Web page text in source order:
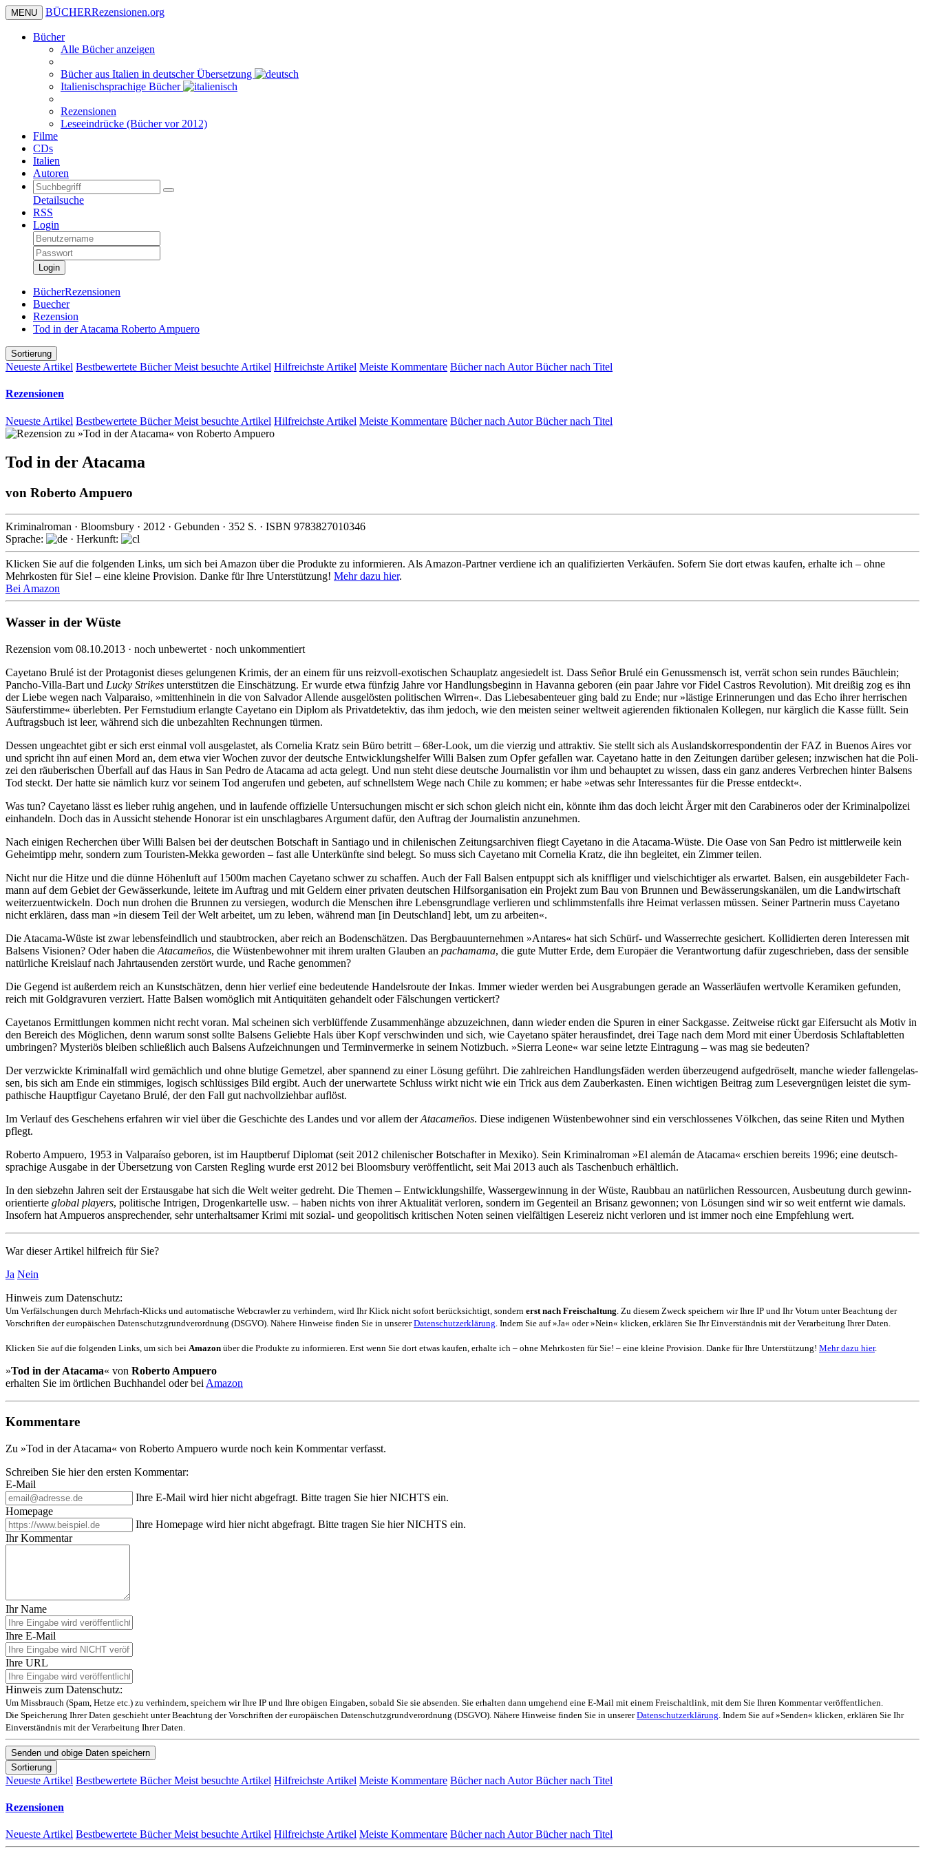
MENU BÜCHERRezensionen.org
Bücher
Alle Bücher anzeigen
Bücher aus Italien in deutscher Übersetzung
Italienischsprachige Bücher
Rezensionen
Leseeindrücke (Bücher vor 2012)
Filme
CDs
Italien
Autoren
Detailsuche
RSS
Login
Login
BücherRezensionen
Buecher
Rezension
Tod in der Atacama Roberto Ampuero
Sortierung
Neueste Artikel Bestbewertete BücherMeist besuchte Artikel Hilfreichste Artikel Meiste Kommentare Bücher nach AutorBücher nach Titel
Rezensionen
Neueste Artikel Bestbewertete BücherMeist besuchte Artikel Hilfreichste Artikel Meiste Kommentare Bücher nach AutorBücher nach Titel
Tod in der Atacama
von Roberto Ampuero
Kriminalroman · Bloomsbury · 2012 · Gebunden · 352 S. · ISBN 9783827010346
Sprache:
· Herkunft:
Klicken Sie auf die folgenden Links, um sich bei Amazon über die Produkte zu informieren. Als Amazon-Partner verdiene ich an qualifizierten Verkäufen. Sofern Sie dort etwas kaufen, erhalte ich – ohne
Mehrkosten für Sie! – eine kleine Provision. Danke für Ihre Unterstützung! Mehr dazu hier.
Bei Amazon
Wasser in der Wüste
Rezension vom 08.10.2013 · noch unbewertet · noch unkommentiert
Cayetano Brulé ist der Protagonist dieses gelungenen Krimis, der an einem für uns reizvoll-exotischen Schauplatz angesiedelt ist. Dass Señor Brulé ein Ge­nuss­mensch ist, verrät schon sein rundes Bäuchlein;
Pancho-Villa-Bart und Lucky Strikes unterstützen die Einschätzung. Er wurde etwa fünfzig Jahre vor Hand­lungs­beginn in Havanna geboren (ein paar Jahre vor Fidel Castros Revolution). Mit dreißig zog es ihn
der Liebe wegen nach Val­pa­raiso, »mittenhinein in die von Salvador Allende ausgelösten politischen Wir­ren«. Das Liebesabenteuer ging bald zu Ende; nur »lästige Erinnerungen und das Echo ihrer herrischen
Säuferstimme« überlebten. Per Fernstudium erlangte Cayetano ein Diplom als Privatdetektiv, das ihm je­doch, wie den meisten seiner weltweit agierenden fiktionalen Kollegen, nur kärglich die Kasse füllt. Sein
Auftragsbuch ist leer, während sich die unbezahlten Rechnungen türmen.
Dessen ungeachtet gibt er sich erst einmal voll ausgelastet, als Cornelia Kratz sein Büro betritt – 68er-Look, um die vierzig und attraktiv. Sie stellt sich als Auslandskorrespondentin der FAZ in Buenos Aires vor
und spricht ihn auf einen Mord an, dem etwa vier Wochen zuvor der deutsche Entwicklungshelfer Willi Balsen zum Opfer gefallen war. Cayetano hatte in den Zeitungen darüber gelesen; inzwischen hat die Poli­
zei den räuberischen Überfall auf das Haus in San Pedro de Atacama ad acta gelegt. Und nun steht diese deutsche Journalistin vor ihm und behauptet zu wissen, dass ein ganz anderes Verbrechen hinter Bal­sens
Tod steckt. Der hatte sie nämlich kurz vor seinem Tod angerufen und gebeten, auf schnellstem Wege nach Chile zu kommen; er habe »etwas sehr Interessantes für die Presse entdeckt«.
Was tun? Cayetano lässt es lieber ruhig angehen, und in laufende offizielle Untersuchungen mischt er sich schon gleich nicht ein, könnte ihm das doch leicht Ärger mit den Carabineros oder der Kriminalpolizei
ein­han­deln. Doch das in Aussicht stehende Honorar ist ein unschlagbares Argument dafür, den Auftrag der Journalistin anzunehmen.
Nach einigen Recherchen über Willi Balsen bei der deutschen Botschaft in Santiago und in chilenischen Zeitungsarchiven fliegt Cayetano in die Atacama-Wüste. Die Oase von San Pedro ist mittlerweile kein
Ge­heimtipp mehr, sondern zum Touristen-Mekka geworden – fast alle Unterkünfte sind belegt. So muss sich Cayetano mit Cornelia Kratz, die ihn begleitet, ein Zimmer teilen.
Nicht nur die Hitze und die dünne Höhenluft auf 1500m machen Cayetano schwer zu schaffen. Auch der Fall Balsen entpuppt sich als kniffliger und vielschichtiger als erwartet. Balsen, ein ausgebildeter Fach­
mann auf dem Gebiet der Gewässerkunde, leitete im Auftrag und mit Geldern einer privaten deutschen Hilfs­orga­nisa­tion ein Projekt zum Bau von Brunnen und Bewässerungskanälen, um die Landwirtschaft
weiter­zu­ent­wickeln. Doch nun drohen die Brunnen zu versiegen, wodurch die Menschen ihre Lebens­grundlage ver­lie­ren und schlimmstenfalls ihre Heimat verlassen müssen. Seiner Partnerin muss Cayetano
nicht erklären, dass man »in diesem Teil der Welt arbeitet, um zu leben, während man [in Deutschland] lebt, um zu arbeiten«.
Die Atacama-Wüste ist zwar lebensfeindlich und staubtrocken, aber reich an Bodenschätzen. Das Berg­bauunternehmen »Antares« hat sich Schürf- und Wasserrechte gesichert. Kollidierten deren Interessen mit
Balsens Visionen? Oder haben die Atacameños, die Wüstenbewohner mit ihrem uralten Glauben an pa­cha­mama, die gute Mutter Erde, dem Europäer die Verantwortung dafür zugeschrieben, dass der sen­sible
natürliche Kreislauf nach Jahrtausenden zerstört wurde, und Rache genommen?
Die Gegend ist außerdem reich an Kunstschätzen, denn hier verlief eine bedeutende Handelsroute der Inkas. Immer wieder werden bei Ausgrabungen gerade an Wasserläufen wertvolle Keramiken gefunden,
reich mit Goldgravuren verziert. Hatte Balsen womöglich mit Antiquitäten gehandelt oder Fälschungen vertickert?
Cayetanos Ermittlungen kommen nicht recht voran. Mal scheinen sich verblüffende Zusammenhänge ab­zuzeichnen, dann wieder enden die Spuren in einer Sackgasse. Zeitweise rückt gar Eifersucht als Motiv in
den Bereich des Möglichen, denn warum sonst sollte Balsens Geliebte Hals über Kopf verschwinden und sich, wie Cayetano später herausfindet, drei Tage nach dem Mord mit einer Überdosis Schlaftabletten
um­bringen? Mysteriös bleiben schließlich auch Balsens Aufzeichnungen und Terminvermerke in seinem No­tizbuch. »Sierra Leone« war seine letzte Eintragung – was mag sie bedeuten?
Der verzwickte Kriminalfall wird gemächlich und ohne blutige Gemetzel, aber spannend zu einer Lösung geführt. Die zahlreichen Handlungsfäden werden überzeugend aufgedröselt, manche wieder fallen­ge­las­
sen, bis sich am Ende ein stimmiges, logisch schlüssiges Bild ergibt. Auch der unerwartete Schluss wirkt nicht wie ein Trick aus dem Zauberkasten. Einen wichtigen Beitrag zum Lesevergnügen leistet die sym­
pathi­sche Hauptfigur Cayetano Brulé, der den Fall gut nachvollziehbar auflöst.
Im Verlauf des Geschehens erfahren wir viel über die Geschichte des Landes und vor allem derAtaca­meños. Diese indigenen Wüstenbewohner sind ein verschlossenes Völkchen, das seine Riten und Mythen
pflegt.
Roberto Ampuero, 1953 in Valparaíso geboren, ist im Hauptberuf Diplomat (seit 2012 chilenischer Bot­schafter in Mexiko). Sein Kriminalroman »El alemán de Atacama« erschien bereits 1996; eine deutsch­
sprachige Ausgabe in der Übersetzung von Carsten Regling wurde erst 2012 bei Bloomsbury veröffent­licht, seit Mai 2013 auch als Taschenbuch erhältlich.
In den siebzehn Jahren seit der Erstausgabe hat sich die Welt weiter gedreht. Die Themen – Entwicklungs­hilfe, Wassergewinnung in der Wüste, Raubbau an natürlichen Ressourcen, Ausbeutung durch gewinn­
orientierte global players, politische Intrigen, Drogenkartelle usw. – haben nichts von ihrer Aktualität ver­lo­ren, sondern im Gegenteil an Brisanz gewonnen; von Lösungen sind wir so weit entfernt wie damals.
Insofern hat Ampueros ansprechender, sehr unterhaltsamer Krimi mit sozial- und geopolitisch kritischen Noten seinen vielfältigen Lesereiz nicht verloren und ist immer noch eine Empfehlung wert.
War dieser Artikel hilfreich für Sie?
Ja Nein
Hinweis zum Datenschutz:
Um Verfälschungen durch Mehrfach-Klicks und automatische Webcrawler zu verhindern, wird Ihr Klick nicht sofort berücksichtigt, sondern erst nach Freischaltung . Zu diesem Zweck speichern wir Ihre IP und Ihr Votum unter Beachtung der
Vorschriften der europäischen Datenschutzgrundverordnung (DSGVO). Nähere Hinweise finden Sie in unsererDatenschutzerklärung . Indem Sie auf »Ja« oder »Nein« klicken, erklären Sie Ihr Einverständnis mit der Verarbeitung Ihrer Daten.
Klicken Sie auf die folgenden Links, um sich bei Amazon über die Produkte zu informieren. Erst wenn Sie dort etwas kaufen, erhalte ich – ohne Mehrkosten für Sie! – eine kleine Provision. Danke für Ihre Unterstützung! Mehr dazu hier.
»Tod in der Atacama« von Roberto Ampuero
erhalten Sie im örtlichen Buchhandel oder bei Amazon
Kommentare
Zu »Tod in der Atacama« von Roberto Ampuero wurde noch kein Kommentar verfasst.
Schreiben Sie hier den ersten Kommentar:
E-Mail
Ihre E-Mail wird hier nicht abgefragt. Bitte tragen Sie hier NICHTS ein.
Homepage
Ihre Homepage wird hier nicht abgefragt. Bitte tragen Sie hier NICHTS ein.
Ihr Kommentar
Ihr Name
Ihre E-Mail
Ihre URL
Hinweis zum Datenschutz:
Um Missbrauch (Spam, Hetze etc.) zu verhindern, speichern wir Ihre IP und Ihre obigen Eingaben, sobald Sie sie absenden. Sie erhalten dann umgehend eine E-Mail mit einem Freischaltlink, mit dem Sie Ihren Kommentar veröffentlichen.
Die Speicherung Ihrer Daten geschieht unter Beachtung der Vorschriften der europäischen Datenschutzgrundverordnung (DSGVO). Nähere Hinweise finden Sie in unsererDatenschutzerklärung . Indem Sie auf »Senden« klicken, erklären Sie Ihr
Einverständnis mit der Verarbeitung Ihrer Daten.
Sortierung
Neueste Artikel Bestbewertete BücherMeist besuchte Artikel Hilfreichste Artikel Meiste Kommentare Bücher nach AutorBücher nach Titel
Rezensionen
Neueste Artikel Bestbewertete BücherMeist besuchte Artikel Hilfreichste Artikel Meiste Kommentare Bücher nach AutorBücher nach Titel